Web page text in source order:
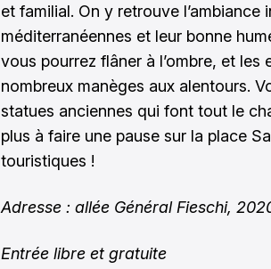
et familial. On y retrouve l’ambiance
méditerranéennes et leur bonne
vous pourrez flâner à l’ombre, et
nombreux manèges aux alentours.
statues anciennes qui font tout le
plus à faire une pause sur la place
touristiques !
Adresse : allée Général Fieschi,
Entrée libre et gratuite